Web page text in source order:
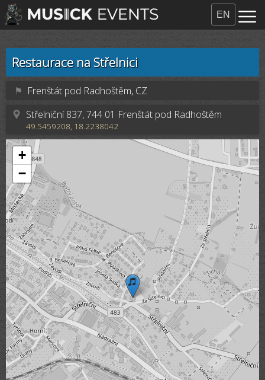
EN
Restaurace na Střelnici
⚑ Frenštát pod Radhoštěm, CZ
Střelniční 837, 744 01 Frenštát pod Radhoštěm
49.5459208, 18.2238042
+
−